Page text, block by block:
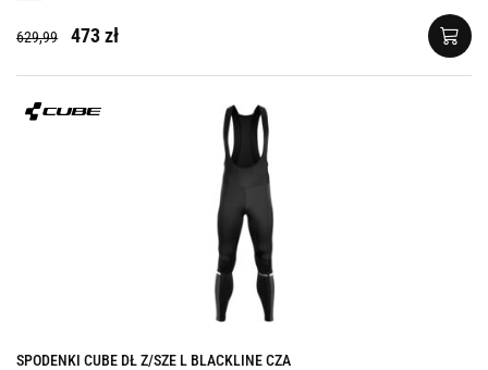
629,99 473 zł
SPODENKI CUBE DŁ Z/SZE L BLACKLINE CZA